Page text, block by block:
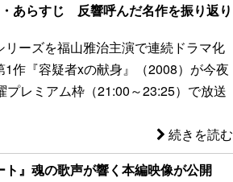
あらすじ 反響呼んだ名作を振り返り
ーズを福山雅治主演で連続ドラマ化
作『容疑者xの献身』（2008）が今夜
プレミアム枠（21:00～23:25）で放送
続きを読む
』魂の歌声が響く本編映像が公開